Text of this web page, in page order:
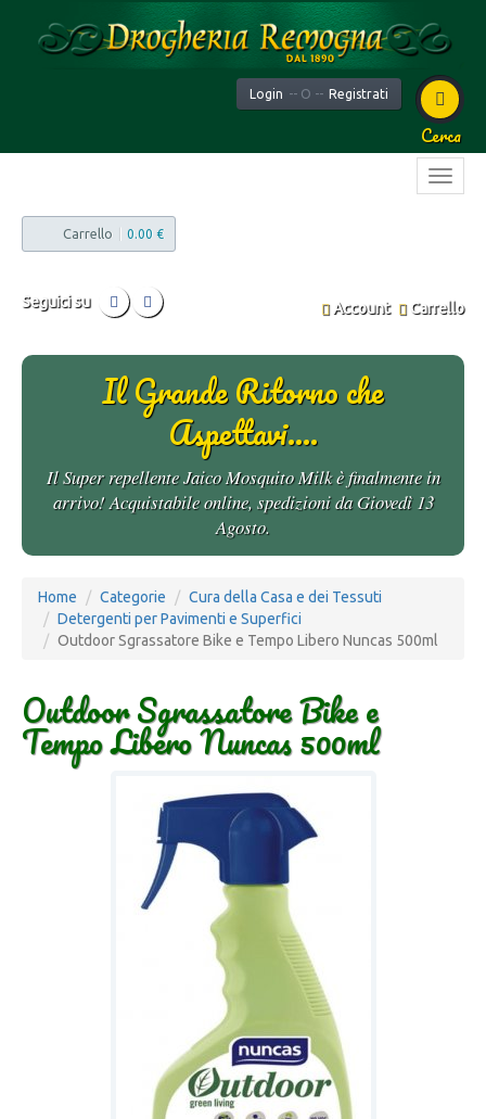
Login -- O -- Registrati
Cerca
Carrello 0.00 €
Seguici su Account Carrello
Il Grande Ritorno che
Aspettavi....
Il Super repellente Jaico Mosquito Milk è finalmente in
arrivo! Acquistabile online, spedizioni da Giovedì 13
Agosto.
Home Categorie
Cura della Casa e dei Tessuti
Detergenti per Pavimenti e Superfici
Outdoor Sgrassatore Bike e Tempo Libero Nuncas 500ml
Outdoor Sgrassatore Bike e
Tempo Libero Nuncas 500ml